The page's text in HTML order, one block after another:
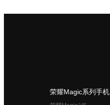
荣耀Magic系列手机